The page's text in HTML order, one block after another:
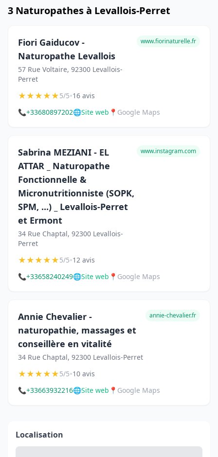
3 Naturopathes à Levallois-Perret
Fiori Gaiducov -
Naturopathe Levallois
57 Rue Voltaire, 92300 Levallois-
Perret
www.fiorinaturelle.fr
★★★★★5/5•16 avis
📞+33680897202🌐Site web 📍 Google Maps
Sabrina MEZIANI - EL
ATTAR _ Naturopathe
Fonctionnelle &
Micronutritionniste (SOPK,
SPM, ...) _ Levallois-Perret
et Ermont
34 Rue Chaptal, 92300 Levallois-
Perret
www.instagram.com
★★★★★5/5•12 avis
📞+33658240249🌐Site web 📍 Google Maps
Annie Chevalier -
naturopathie, massages et
conseillère en vitalité
34 Rue Chaptal, 92300 Levallois-Perret
annie-chevalier.fr
★★★★★5/5•10 avis
📞+33663932216🌐Site web 📍 Google Maps
Localisation